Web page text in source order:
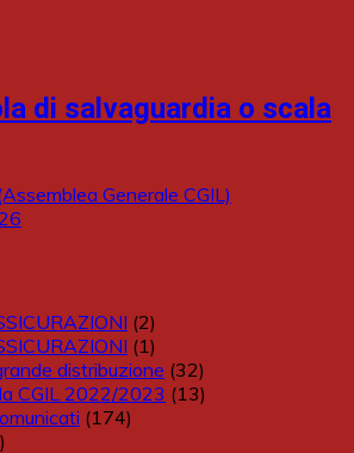
di salvaguardia o scala
Generale CGIL)
(2)
(1)
distribuzione (32)
CGIL 2022/2023 (13)
(174)